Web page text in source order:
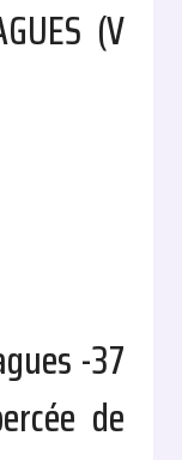
(V
-37
de